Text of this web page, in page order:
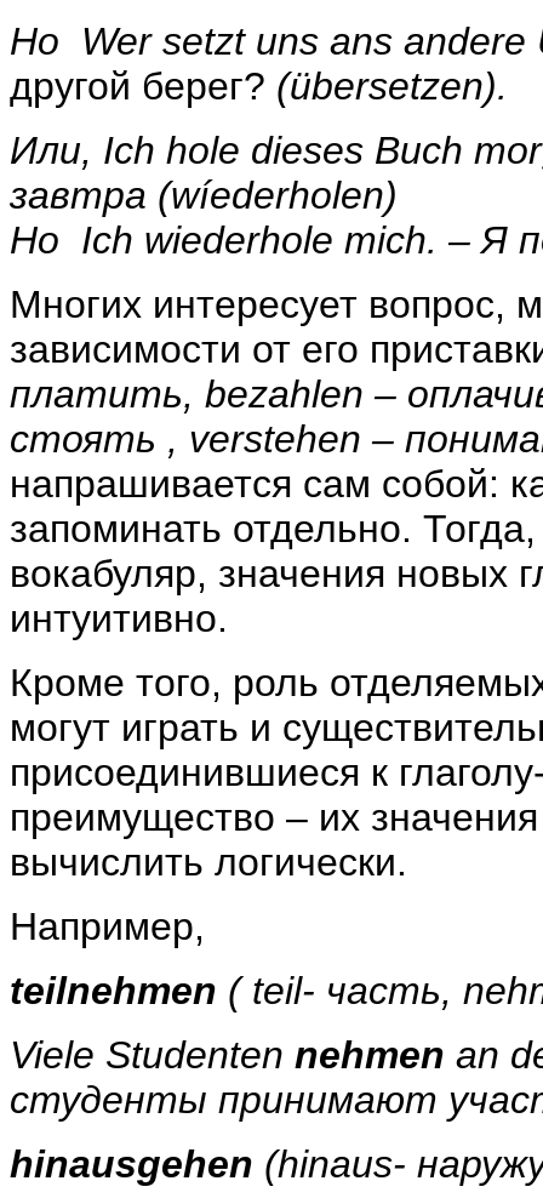
Но Wer setzt uns ans andere
другой берег? (übersetzen).
Или, Ich hole dieses Buch
завтра (wíederholen)
Но Ich wiederhole mich. –Я
Многих интересует вопрос,
зависимости от его
платить, bezahlen –
стоять , verstehen –
напрашивается сам собой:
запоминать отдельно.
вокабуляр, значения новых
интуитивно.
Кроме того, роль
могут играть и
присоединившиеся к
преимущество – их
вычислить логически.
Например,
teilnehmen ( teil- часть,
Viele Studenten nehmen an
студенты принимают
hinausgehen (hinaus-